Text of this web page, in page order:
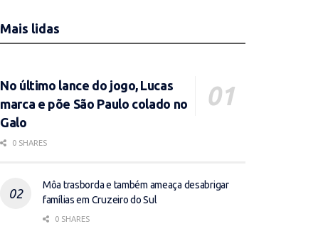
Mais lidas
No último lance do jogo, Lucas
marca e põe São Paulo colado no
Galo
0 SHARES
Môa trasborda e também ameaça desabrigar
famílias em Cruzeiro do Sul
0 SHARES